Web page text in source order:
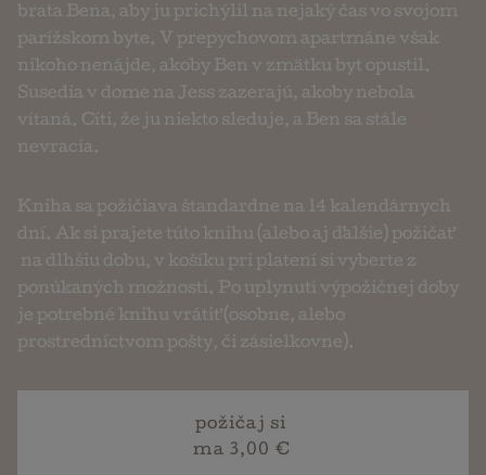
brata Bena, aby ju prichýlil na nejaký čas vo svojom
parížskom byte. V prepychovom apartmáne však
nikoho nenájde, akoby Ben v zmätku byt opustil.
Susedia v dome na Jess zazerajú, akoby nebola
vítaná. Cíti, že ju niekto sleduje, a Ben sa stále
nevracia.
Kniha sa požičiava štandardne na 14 kalendárnych
dní. Ak si prajete túto knihu (alebo aj ďalšie) požičať
na dlhšiu dobu, v košíku pri platení si vyberte z
ponúkaných možností. Po uplynutí výpožičnej doby
je potrebné knihu vrátiť (osobne, alebo
prostredníctvom pošty, či zásielkovne).
požičaj si
ma 3,00 €